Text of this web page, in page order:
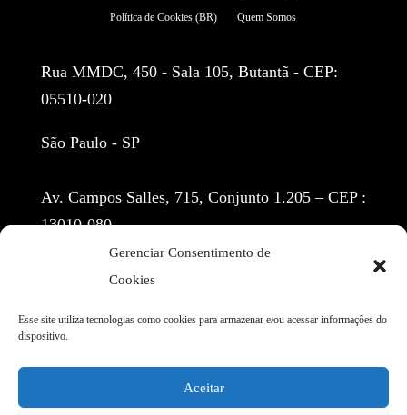
Gerenciar Consentimento de
Cookies
Esse site utiliza tecnologias como cookies para armazenar e/ou acessar informações do
dispositivo.
Aceitar
Política de Cookies (BR) Quem Somos
Rua MMDC, 450 - Sala 105, Butantã - CEP:
05510-020
São Paulo - SP
Av. Campos Salles, 715, Conjunto 1.205 – CEP :
13010-080
(11) 97155-3914